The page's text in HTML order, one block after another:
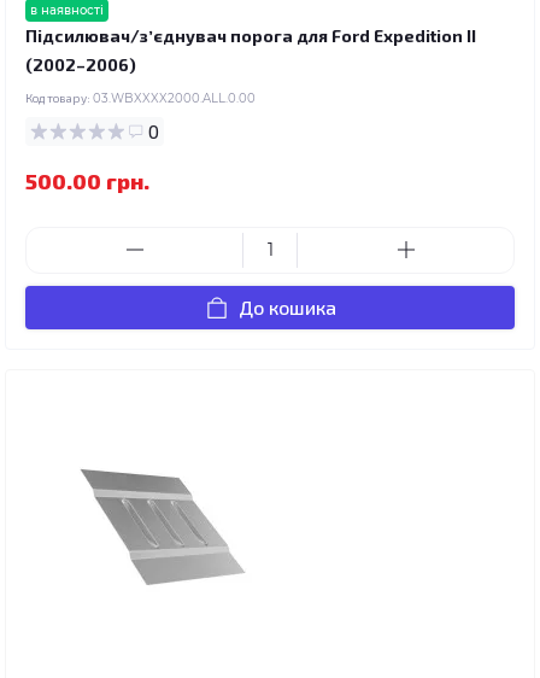
в наявності
Підсилювач/зʼєднувач порога для Ford Expedition II
(2002–2006)
Код товару: 03.WBXXXX2000.ALL.0.00
0
500.00 грн.
До кошика